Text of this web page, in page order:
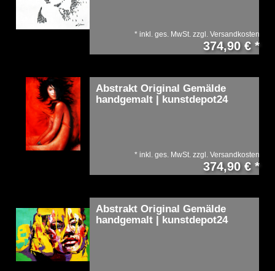
374,90 € *
* inkl. ges. MwSt. zzgl. Versandkosten
Abstrakt Original Gemälde
handgemalt | kunstdepot24
374,90 € *
* inkl. ges. MwSt. zzgl. Versandkosten
Abstrakt Original Gemälde
handgemalt | kunstdepot24